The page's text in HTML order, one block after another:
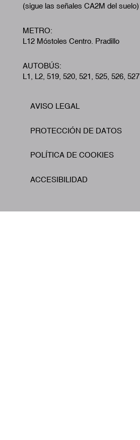
(sigue las señales CA2M del suelo)
METRO:
L12 Móstoles Centro. Pradillo
AUTOBÚS:
L1, L2, 519, 520, 521, 525, 526, 527
Footer
AVISO LEGAL
PROTECCIÓN DE DATOS
POLÍTICA DE COOKIES
ACCESIBILIDAD